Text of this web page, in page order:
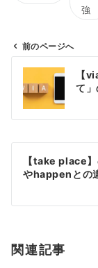
強
ン
前のページへ
【
て
【take place
やhappenとの
関連記事